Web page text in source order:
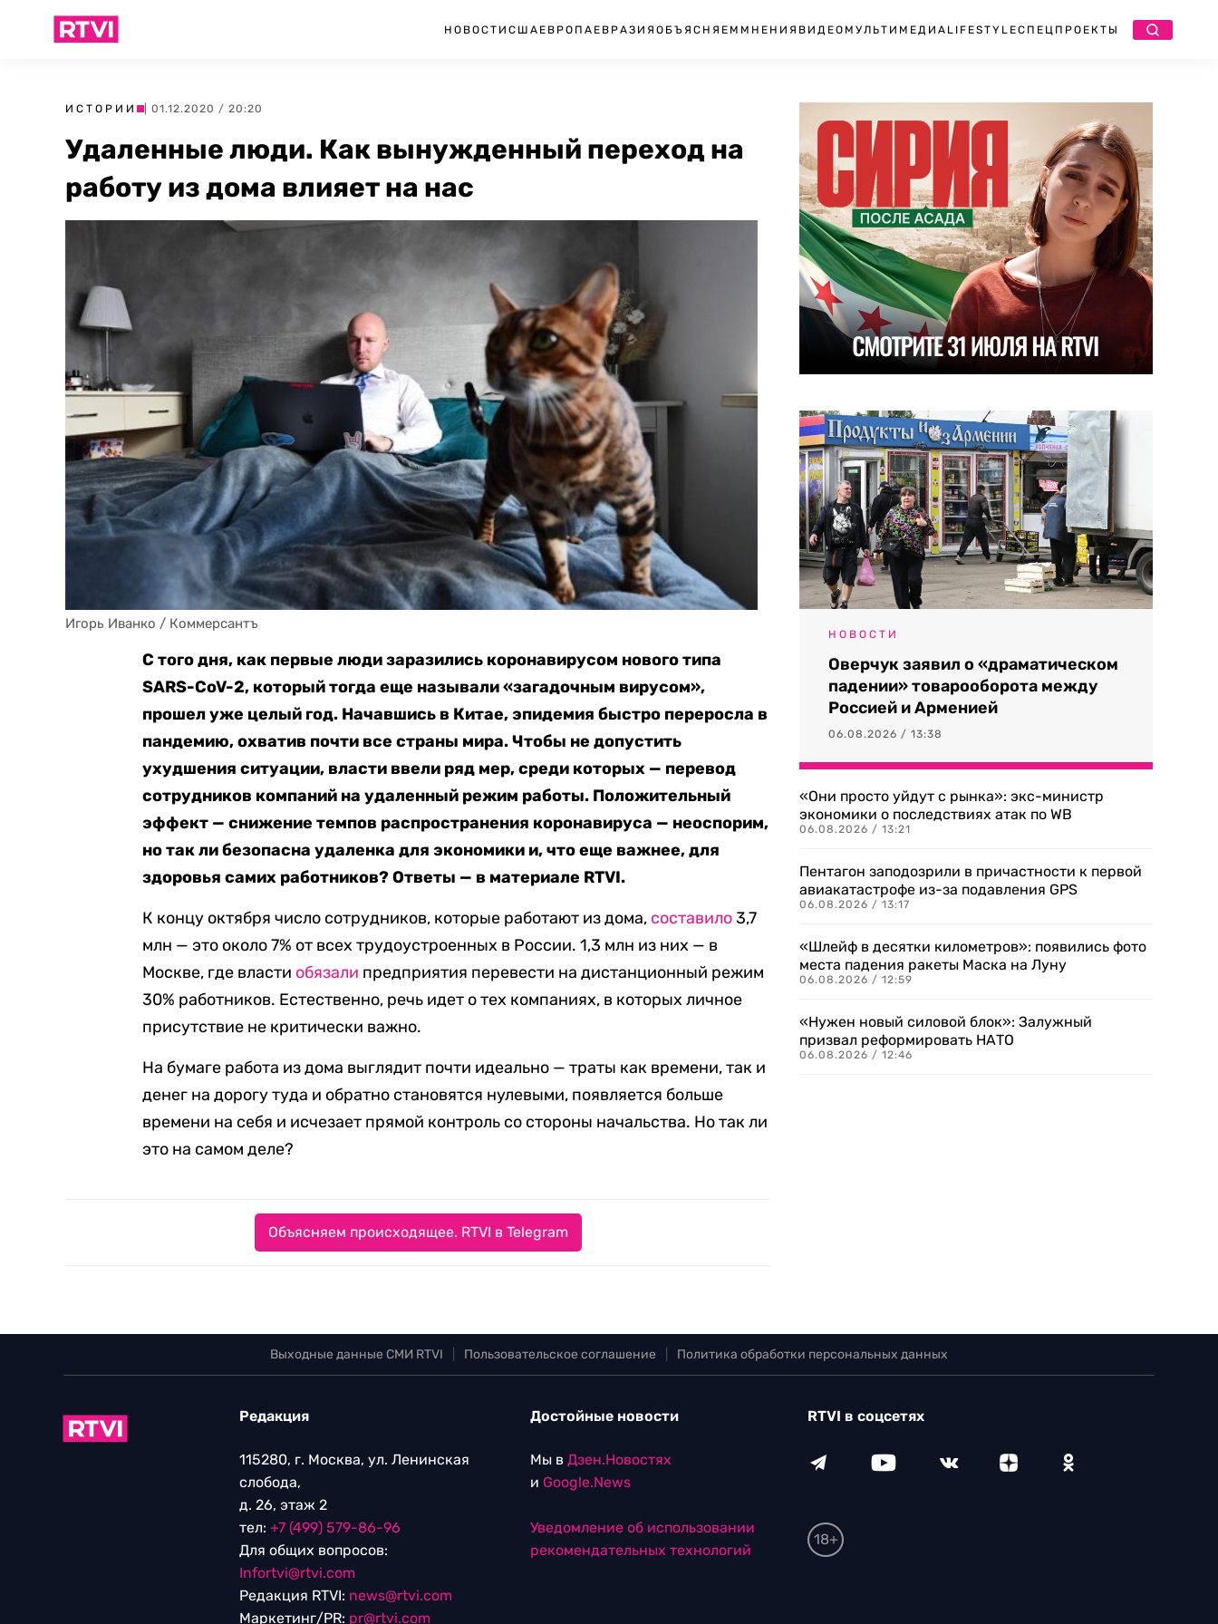
НОВОСТИ США ЕВРОПА ЕВРАЗИЯ ОБЪЯСНЯЕМ МНЕНИЯ ВИДЕО МУЛЬТИМЕДИА LIFESTYLEСПЕЦПРОЕКТЫ
ИСТОРИИ | 01.12.2020 / 20:20
Удаленные люди. Как вынужденный переход на
работу из дома влияет на нас
Игорь Иванко / Коммерсантъ
С того дня, как первые люди заразились коронавирусом нового типа
SARS-CoV-2, который тогда еще называли «загадочным вирусом»,
прошел уже целый год. Начавшись в Китае, эпидемия быстро переросла в
пандемию, охватив почти все страны мира. Чтобы не допустить
ухудшения ситуации, власти ввели ряд мер, среди которых — перевод
сотрудников компаний на удаленный режим работы. Положительный
эффект — снижение темпов распространения коронавируса — неоспорим,
но так ли безопасна удаленка для экономики и, что еще важнее, для
здоровья самих работников? Ответы — в материале RTVI.
К концу октября число сотрудников, которые работают из дома, составило3,7
млн — это около 7% от всех трудоустроенных в России. 1,3 млн из них — в
Москве, где власти обязали предприятия перевести на дистанционный режим
30% работников. Естественно, речь идет о тех компаниях, в которых личное
присутствие не критически важно.
На бумаге работа из дома выглядит почти идеально — траты как времени, так и
денег на дорогу туда и обратно становятся нулевыми, появляется больше
времени на себя и исчезает прямой контроль со стороны начальства. Но так ли
это на самом деле?
Объясняем происходящее. RTVI в Telegram
НОВОСТИ
Оверчук заявил о «драматическом
падении» товарооборота между
Россией и Арменией
06.08.2026 / 13:38
«Они просто уйдут с рынка»: экс-министр
экономики о последствиях атак по WB
06.08.2026 / 13:21
Пентагон заподозрили в причастности к первой
авиакатастрофе из-за подавления GPS
06.08.2026 / 13:17
«Шлейф в десятки километров»: появились фото
места падения ракеты Маска на Луну
06.08.2026 / 12:59
«Нужен новый силовой блок»: Залужный
призвал реформировать НАТО
06.08.2026 / 12:46
Выходные данные СМИ RTVI Пользовательское соглашение Политика обработки персональных данных
Редакция
115280, г. Москва, ул. Ленинская
слобода,
д. 26, этаж 2
тел: +7 (499) 579-86-96
Для общих вопросов:
Infortvi@rtvi.com
Редакция RTVI: news@rtvi.com
Маркетинг/PR: pr@rtvi.com
Достойные новости
Мы в Дзен.Новостях
и Google.News
Уведомление об использовании
рекомендательных технологий
RTVI в соцсетях
18+